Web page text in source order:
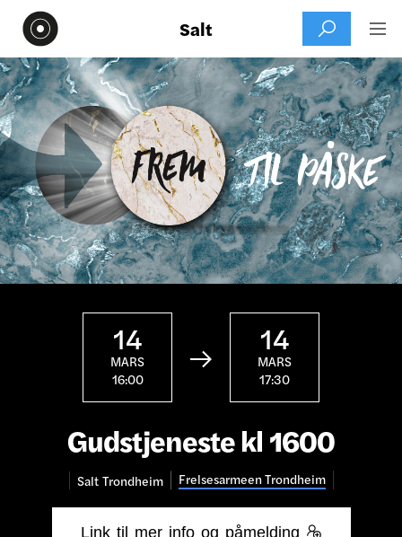
Salt  
14
MARS
16:00

14
MARS
17:30
Gudstjeneste kl 1600
Salt Trondheim Frelsesarmeen Trondheim
Link til mer info og påmelding 